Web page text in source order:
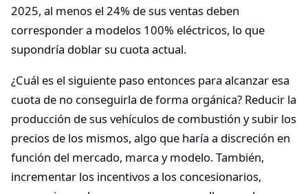
2025, al menos el 24% de sus ventas deben
corresponder a modelos 100% eléctricos, lo que
supondría doblar su cuota actual.
¿Cuál es el siguiente paso entonces para alcanzar esa
cuota de no conseguirla de forma orgánica? Reducir la
producción de sus vehículos de combustión y subir los
precios de los mismos, algo que haría a discreción en
función del mercado, marca y modelo. También,
incrementar los incentivos a los concesionarios,